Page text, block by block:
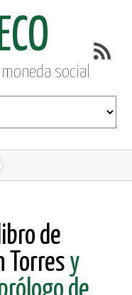
social
de
Torres y